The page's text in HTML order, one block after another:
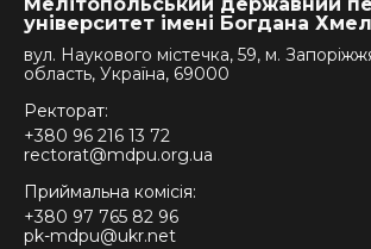
університет імені Богдана
вул. Наукового містечка, 59, м.
область, Україна, 69000
Ректорат:
+380 96 216 13 72
rectorat@mdpu.org.ua
Приймальна комісія:
+380 97 765 82 96
pk-mdpu@ukr.net